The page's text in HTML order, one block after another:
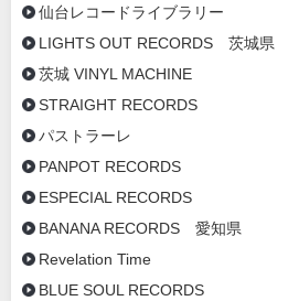
仙台レコードライブラリー
LIGHTS OUT RECORDS 茨城県
茨城 VINYL MACHINE
STRAIGHT RECORDS
パストラーレ
PANPOT RECORDS
ESPECIAL RECORDS
BANANA RECORDS 愛知県
Revelation Time
BLUE SOUL RECORDS